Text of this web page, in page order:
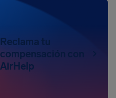
Reclama tu
compensación con
AirHelp